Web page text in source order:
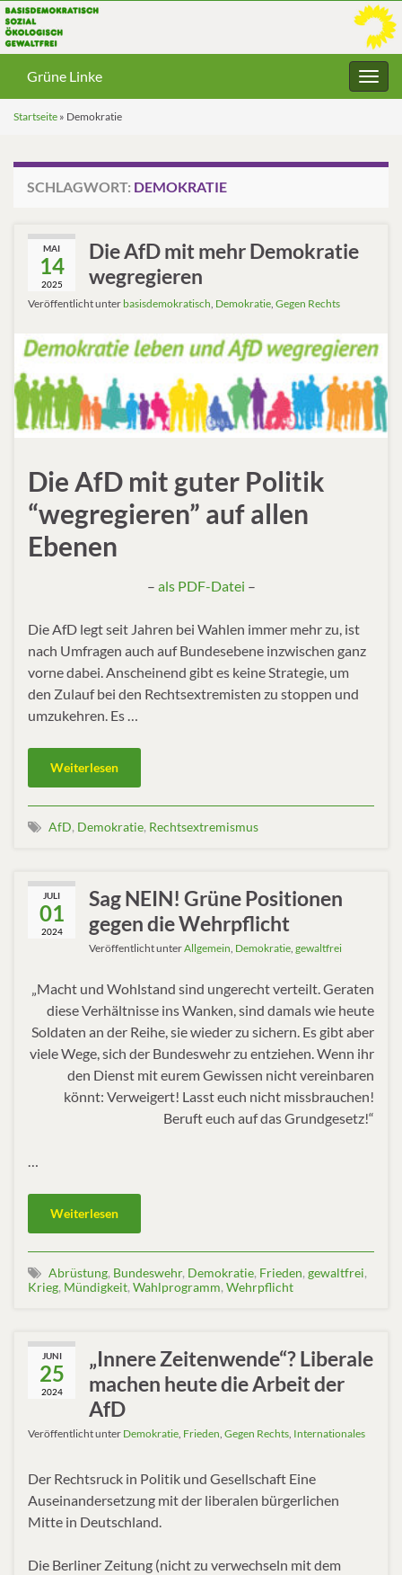
Grüne Linke
Startseite » Demokratie
SCHLAGWORT: DEMOKRATIE
MAI
14
2025
Die AfD mit mehr Demokratie
wegregieren
Veröffentlicht unter basisdemokratisch Demokratie Gegen Rechts
Die AfD mit guter Politik
“wegregieren” auf allen
Ebenen
– als PDF-Datei –
Die AfD legt seit Jahren bei Wahlen immer mehr zu, ist
nach Umfragen auch auf Bundesebene inzwischen ganz
vorne dabei. Anscheinend gibt es keine Strategie, um
den Zulauf bei den Rechtsextremisten zu stoppen und
umzukehren. Es …
Weiterlesen
AfD, Demokratie, Rechtsextremismus
JULI
01
2024
Sag NEIN! Grüne Positionen
gegen die Wehrpflicht
Veröffentlicht unterAllgemein, Demokratie, gewaltfrei
„Macht und Wohlstand sind ungerecht verteilt. Geraten
diese Verhältnisse ins Wanken, sind damals wie heute
Soldaten an der Reihe, sie wieder zu sichern. Es gibt aber
viele Wege, sich der Bundeswehr zu entziehen. Wenn ihr
den Dienst mit eurem Gewissen nicht vereinbaren
könnt: Verweigert! Lasst euch nicht missbrauchen!
Beruft euch auf das Grundgesetz!“
…
Weiterlesen
Abrüstung, Bundeswehr, Demokratie, Frieden, gewaltfrei,
Krieg, Mündigkeit, Wahlprogramm, Wehrpflicht
JUNI
25
2024
„Innere Zeitenwende“? Liberale
machen heute die Arbeit der
AfD
Veröffentlicht unter Demokratie, Frieden, Gegen Rechts, Internationales
Der Rechtsruck in Politik und Gesellschaft Eine
Auseinandersetzung mit der liberalen bürgerlichen
Mitte in Deutschland.
Die Berliner Zeitung (nicht zu verwechseln mit dem